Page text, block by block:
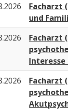
Facharzt
und
Facharzt
Interesse
Facharzt